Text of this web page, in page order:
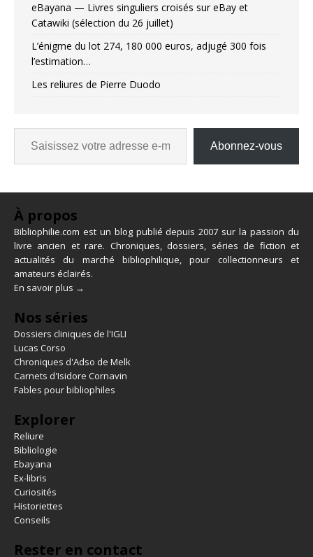
eBayana — Livres singuliers croisés sur eBay et
Catawiki (sélection du 26 juillet)
L’énigme du lot 274, 180 000 euros, adjugé 300 fois
l’estimation…
Les reliures de Pierre Duodo
Abonnez-vous
À propos
Bibliophilie.com est un blog publié depuis 2007 sur la passion du
livre ancien et rare. Chroniques, dossiers, séries de fiction et
actualités du marché bibliophilique, pour collectionneurs et
amateurs éclairés.
En savoir plus →
Nos séries
Dossiers cliniques de l'IGLI
Lucas Corso
Chroniques d'Adso de Melk
Carnets d'Isidore Cornavin
Fables pour bibliophiles
Explorer
Reliure
Bibliologie
Ebayana
Ex-libris
Curiosités
Historiettes
Conseils
Rester en contact